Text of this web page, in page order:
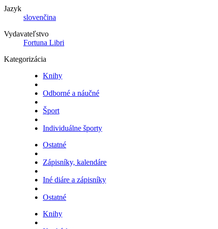
Jazyk
slovenčina
Vydavateľstvo
Fortuna Libri
Kategorizácia
Knihy
Odborné a náučné
Šport
Individuálne športy
Ostatné
Zápisníky, kalendáre
Iné diáre a zápisníky
Ostatné
Knihy